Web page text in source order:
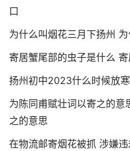
口
为什么叫烟花三月下扬州
寄居蟹尾部的虫子是什么
扬州初中2023什么时候放
为陈同甫赋壮词以寄之的
之的意思
在物流邮寄烟花被抓 涉嫌